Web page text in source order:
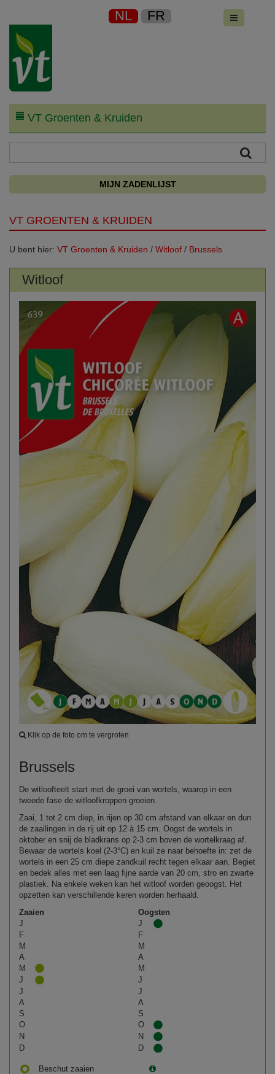
NL FR
VT Groenten & Kruiden
MIJN ZADENLIJST
VT GROENTEN & KRUIDEN
U bent hier: VT Groenten & Kruiden / Witloof / Brussels
Witloof
Klik op de foto om te vergroten
Brussels
De witloofteelt start met de groei van wortels, waarop in een
tweede fase de witloofkroppen groeien.
Zaai, 1 tot 2 cm diep, in rijen op 30 cm afstand van elkaar en dun
de zaailingen in de rij uit op 12 à 15 cm. Oogst de wortels in
oktober en snij de bladkrans op 2-3 cm boven de wortelkraag af.
Bewaar de wortels koel (2-3°C) en kuil ze naar behoefte in: zet de
wortels in een 25 cm diepe zandkuil recht tegen elkaar aan. Begiet
en bedek alles met een laag fijne aarde van 20 cm, stro en zwarte
plastiek. Na enkele weken kan het witloof worden geoogst. Het
opzetten kan verschillende keren worden herhaald.
Zaaien
Oogsten
J
J
F
F
M
M
A
A
M
M
J
J
J
J
A
A
S
S
O
O
N
N
D
D
Beschut zaaien